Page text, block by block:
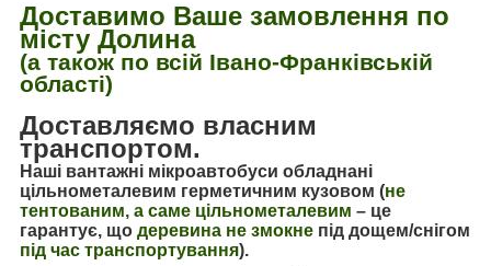
Доставимо Ваше замовлення по
місту Долина
(а також по всій Івано-Франківській
області)
Доставляємо власним
транспортом.
Наші вантажні мікроавтобуси обладнані
цільнометалевим герметичним кузовом (не
тентованим, а саме цільнометалевим – це
гарантує, що деревина не змокне під дощем/снігом
під час транспортування).